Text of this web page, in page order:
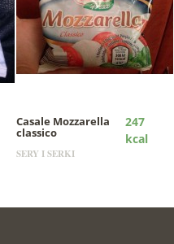
Casale Mozzarella
classico
247
kcal
SERY I SERKI